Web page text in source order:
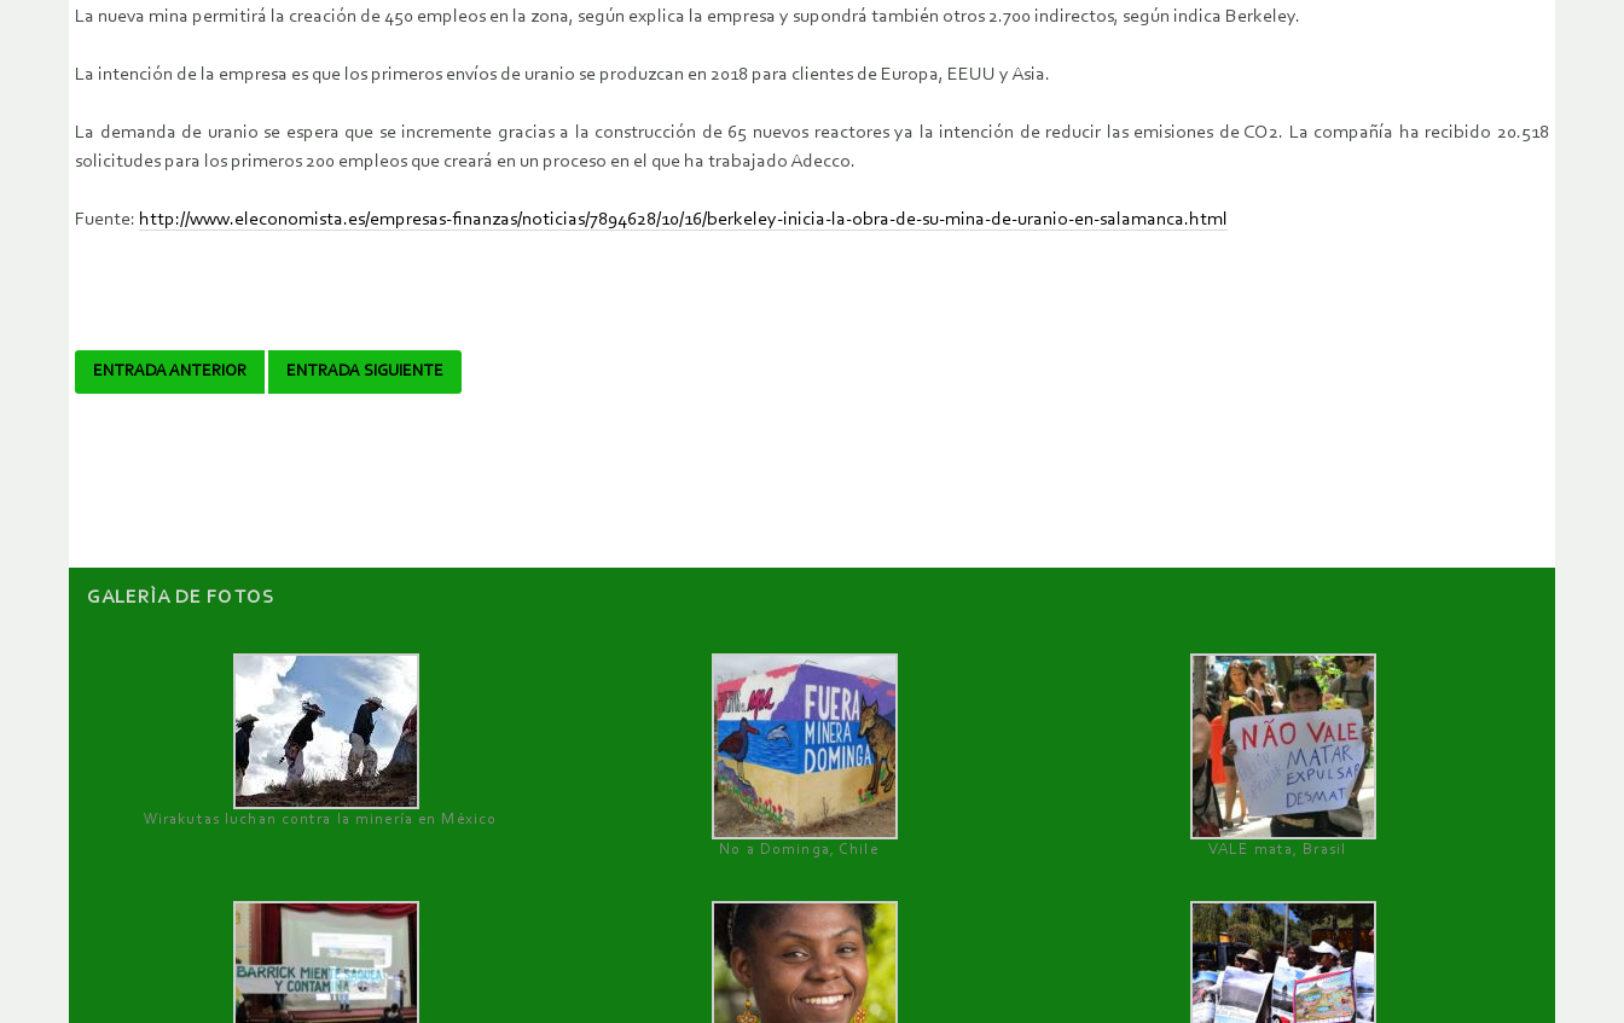
La nueva mina permitirá la creación de 450 empleos en la zona, según explica la empresa y supondrá también otros 2.700 indirectos, según indica Berkeley.
La intención de la empresa es que los primeros envíos de uranio se produzcan en 2018 para clientes de Europa, EEUU y Asia.
La demanda de uranio se espera que se incremente gracias a la construcción de 65 nuevos reactores ya la intención de reducir las emisiones de CO2. La compañía ha recibido 20.518
solicitudes para los primeros 200 empleos que creará en un proceso en el que ha trabajado Adecco.
Fuente: http://www.eleconomista.es/empresas-finanzas/noticias/7894628/10/16/berkeley-inicia-la-obra-de-su-mina-de-uranio-en-salamanca.html
Navegador
ENTRADA ANTERIOR ENTRADA SIGUIENTE
GALERÌA DE FOTOS
Wirakutas luchan contra la minería en México
No a Dominga, Chile
VALE mata, Brasil